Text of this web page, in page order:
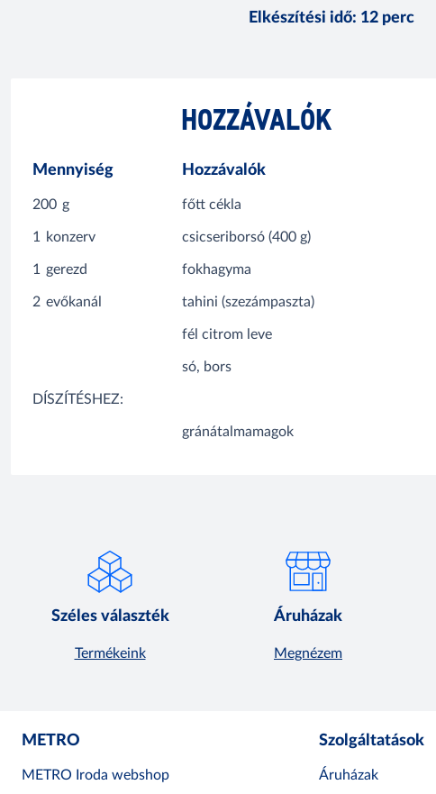
Elkészítési idő: 12 perc
HOZZÁVALÓK
Mennyiség Hozzávalók
200 g főtt cékla
1 konzerv csicseriborsó (400 g)
1 gerezd fokhagyma
2 evőkanál tahini (szezámpaszta)
fél citrom leve
só, bors
DÍSZÍTÉSHEZ:
gránátalmamagok
Széles választék
Termékeink
Áruházak
Megnézem
METRO
METRO Iroda webshop
Szolgáltatások
Áruházak